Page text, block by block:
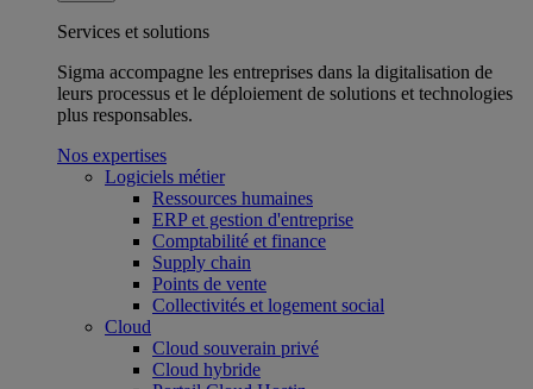
Services et solutions
Sigma accompagne les entreprises dans la digitalisation de
leurs processus et le déploiement de solutions et technologies
plus responsables.
Nos expertises
Logiciels métier
Ressources humaines
ERP et gestion d'entreprise
Comptabilité et finance
Supply chain
Points de vente
Collectivités et logement social
Cloud
Cloud souverain privé
Cloud hybride